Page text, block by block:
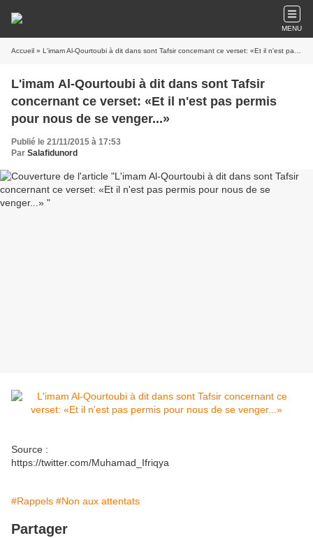
MENU
Accueil » L'imam Al-Qourtoubi à dit dans sont Tafsir concernant ce verset: «Et il n'est pas permis pour nous de se venger...»
L'imam Al-Qourtoubi à dit dans sont Tafsir
concernant ce verset: «Et il n'est pas permis
pour nous de se venger...»
Publié le 21/11/2015 à 17:53
Par Salafidunord
Source :
https://twitter.com/Muhamad_Ifriqya
#Rappels #Non aux attentats
Partager